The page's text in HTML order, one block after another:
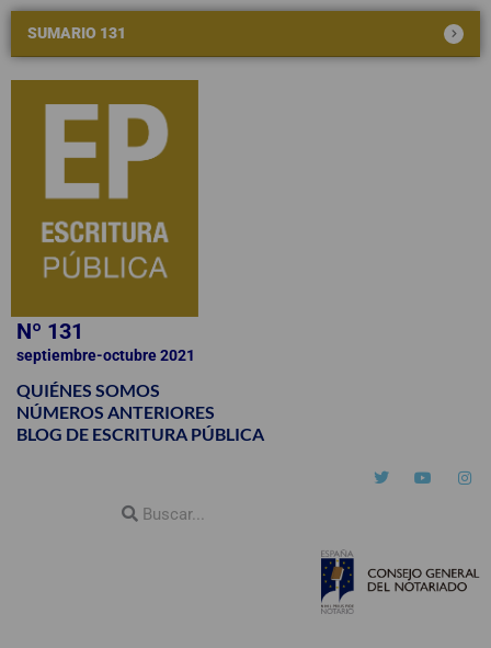
SUMARIO 131
Nº 131
septiembre-octubre 2021
QUIÉNES SOMOS
NÚMEROS ANTERIORES
BLOG DE ESCRITURA PÚBLICA